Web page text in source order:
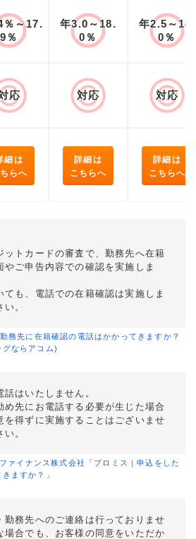
％～17.
9％
年3.0～18.
0％
年2.5～18.
0％
応 対応 対応
細は
らへ
詳細は
こちらへ
詳細は
こちらへ
ットカードの審査で、勤務先へ在籍
ご申告内容での確認を実施しま
も、電話での在籍確認は実施しま
。
務先に在籍確認の電話はかかってきますか？
グならアコム)
はいたしません。
め先にお電話する必要が生じた場合
を得ずに実施することはございませ
。
ァイナンス株式会社「プロミス｜申込をした
ますか？」
勤務先へのご連絡は行っておりませ
場合でも、お客様の同意をいただか